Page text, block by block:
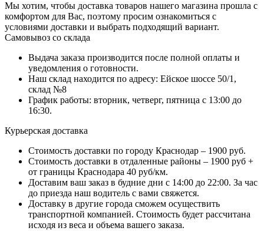
Мы хотим, чтобы доставка товаров нашего магазина прошла с
комфортом для Вас, поэтому просим ознакомиться с
условиями доставки и выбрать подходящий вариант.
Самовывоз со склада
Выдача заказа производится после полной оплаты и
уведомления о готовности.
Наш склад находится по адресу: Ейское шоссе 50/1,
склад №8
График работы: вторник, четверг, пятница с 13:00 до
16:30.
Курьерская доставка
Стоимость доставки по городу Краснодар – 1900 руб.
Стоимость доставки в отдаленные районы – 1900 руб +
от границы Краснодара 40 руб/км.
Доставим ваш заказ в будние дни с 14:00 до 22:00. За час
до приезда наш водитель с вами свяжется.
Доставку в другие города сможем осуществить
транспортной компанией. Стоимость будет рассчитана
исходя из веса и объема вашего заказа.